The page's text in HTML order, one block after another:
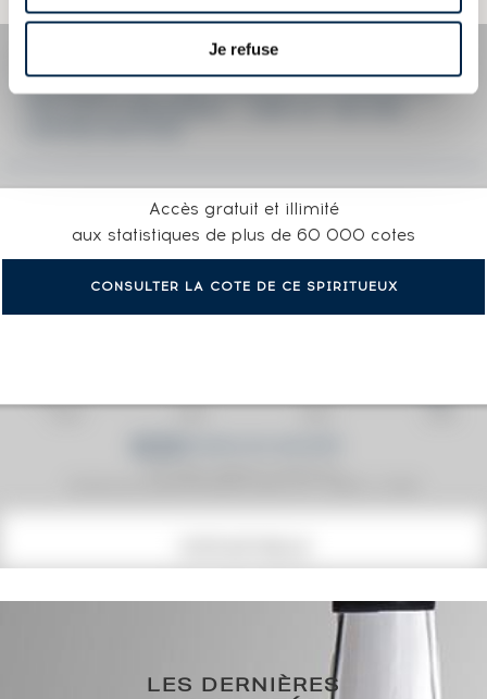
Je refuse
Accès gratuit et illimité
aux statistiques de plus de 60 000 cotes
CONSULTER LA COTE DE CE SPIRITUEUX
342€
(plus haut annuel)
LES DERNIÈRES